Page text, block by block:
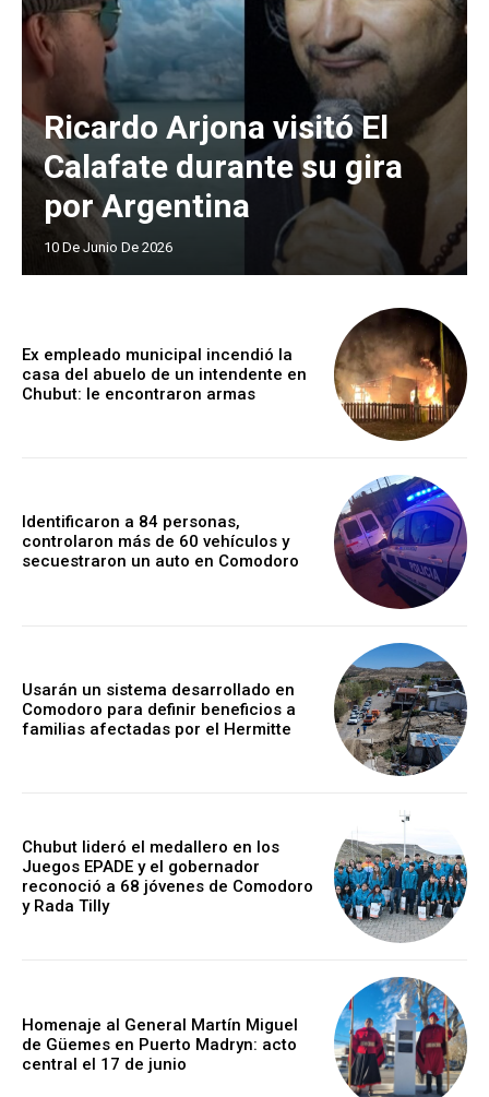
Ricardo Arjona visitó El
Calafate durante su gira
por Argentina
10 De Junio De 2026
Ex empleado municipal incendió la
casa del abuelo de un intendente en
Chubut: le encontraron armas
Identificaron a 84 personas,
controlaron más de 60 vehículos y
secuestraron un auto en Comodoro
Usarán un sistema desarrollado en
Comodoro para definir beneficios a
familias afectadas por el Hermitte
Chubut lideró el medallero en los
Juegos EPADE y el gobernador
reconoció a 68 jóvenes de Comodoro
y Rada Tilly
Homenaje al General Martín Miguel
de Güemes en Puerto Madryn: acto
central el 17 de junio